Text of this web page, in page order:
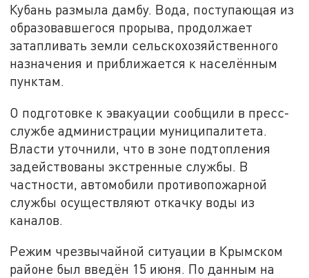
Кубань размыла дамбу. Вода, поступающая из
образовавшегося прорыва, продолжает
затапливать земли сельскохозяйственного
назначения и приближается к населённым
пунктам.
О подготовке к эвакуации сообщили в пресс-
службе администрации муниципалитета.
Власти уточнили, что в зоне подтопления
задействованы экстренные службы. В
частности, автомобили противопожарной
службы осуществляют откачку воды из
каналов.
Режим чрезвычайной ситуации в Крымском
районе был введён 15 июня. По данным на